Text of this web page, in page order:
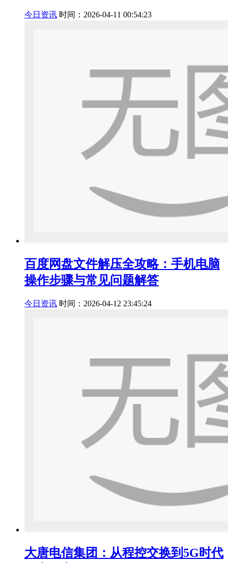
今日资讯 时间：2026-04-11 00:54:23
百度网盘文件解压全攻略：手机电脑
操作步骤与常见问题解答
今日资讯 时间：2026-04-12 23:45:24
大唐电信集团：从程控交换到5G时代